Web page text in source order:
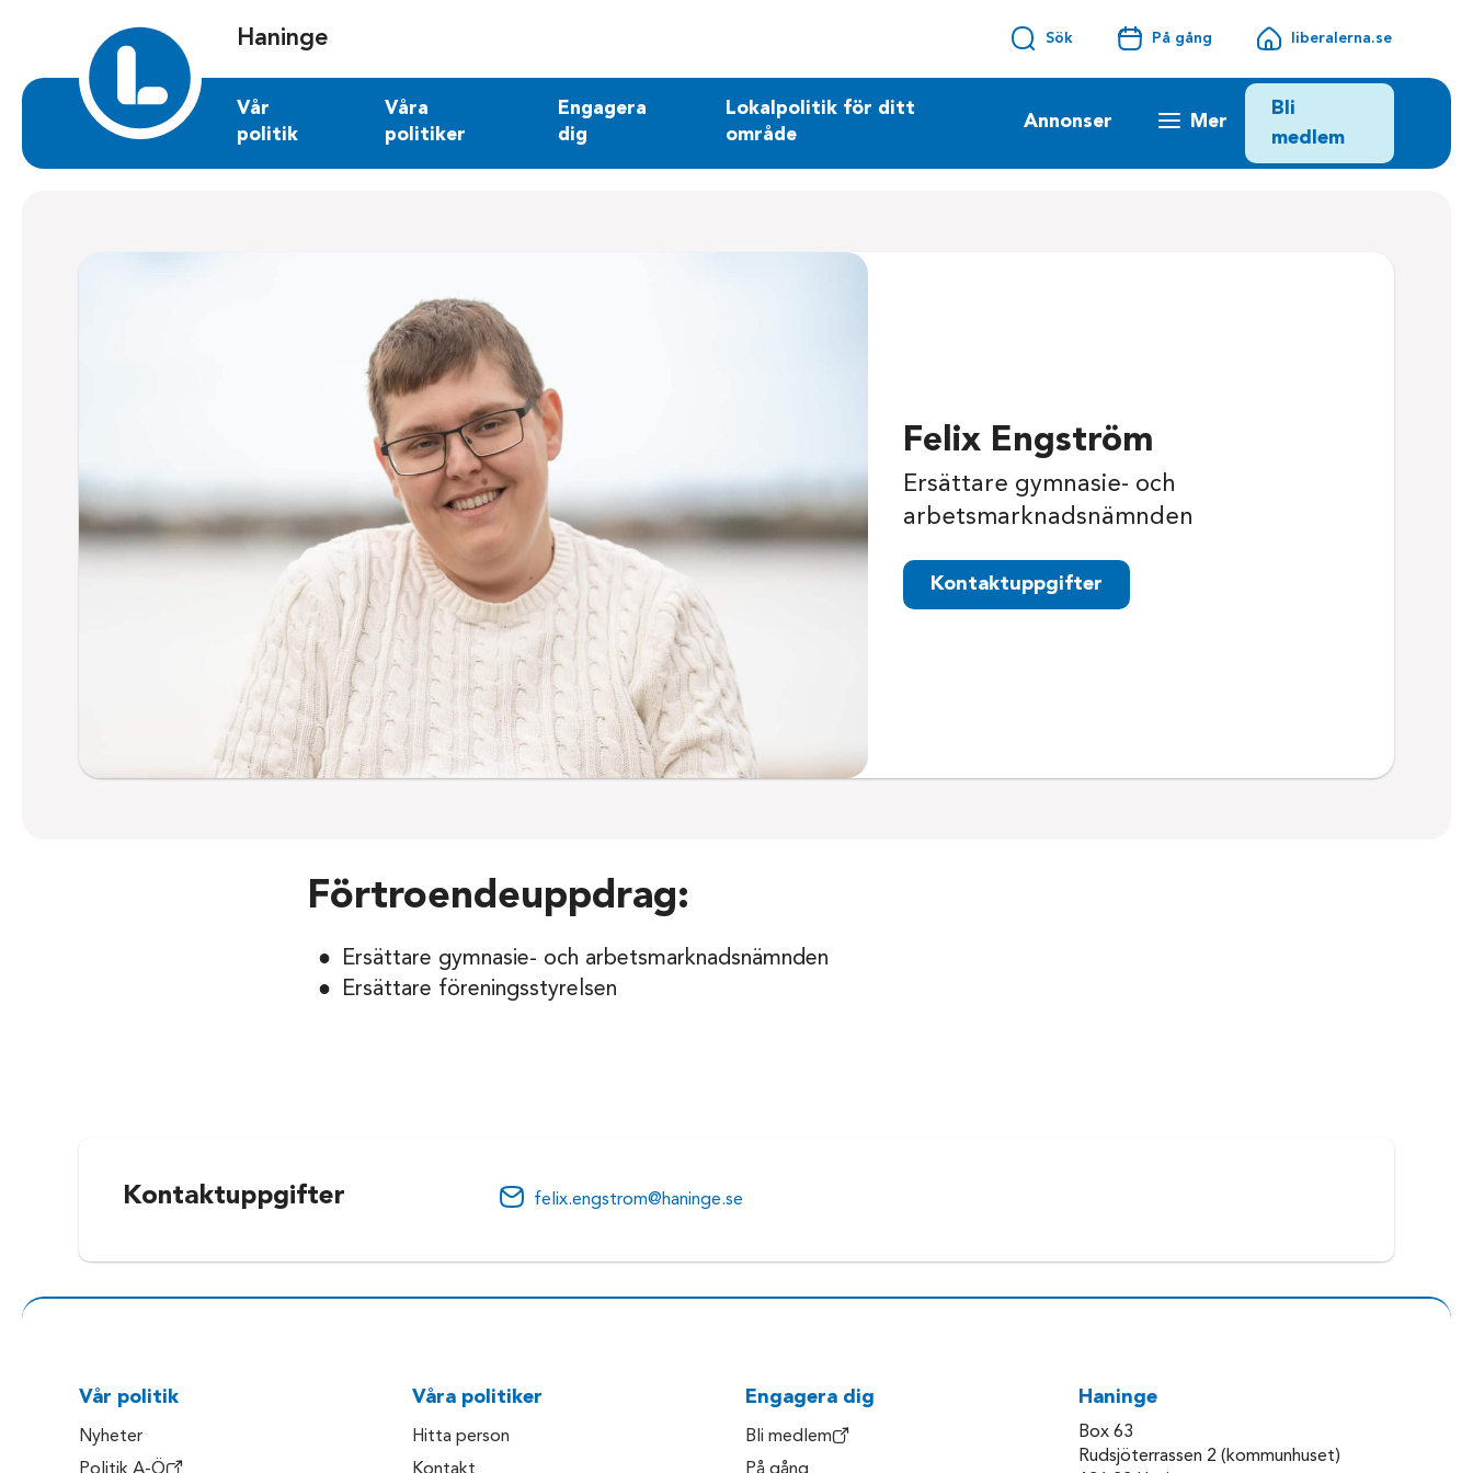
Haninge Sök På gång liberalerna.se
Vår
politik
Våra
politiker
Engagera
dig
Lokalpolitik för ditt
område
Annonser Mer
Bli
medlem
Felix Engström
Ersättare gymnasie- och
arbetsmarknadsnämnden
Kontaktuppgifter
Förtroendeuppdrag:
Ersättare gymnasie- och arbetsmarknadsnämnden
Ersättare föreningsstyrelsen
Kontaktuppgifter felix.engstrom@haninge.se
Vår politik
Nyheter
Våra politiker
Hitta person
Engagera dig
Bli medlem
Haninge
Box 63
Rudsjöterrassen 2 (kommunhuset)